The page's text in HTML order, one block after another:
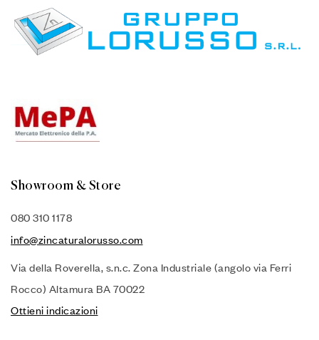
Showroom & Store
080 310 1178
info@zincaturalorusso.com
Via della Roverella, s.n.c. Zona Industriale (angolo via Ferri
Rocco) Altamura BA 70022
Ottieni indicazioni